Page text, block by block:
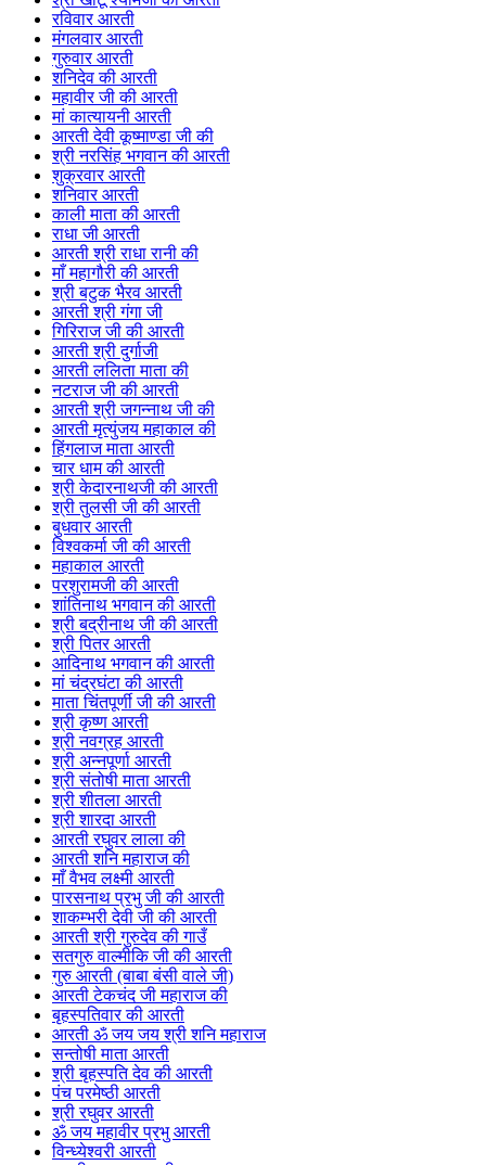
रविवार आरती
मंगलवार आरती
गुरुवार आरती
शनिदेव की आरती
महावीर जी की आरती
मां कात्यायनी आरती
आरती देवी कूष्माण्डा जी की
श्री नरसिंह भगवान की आरती
शुक्रवार आरती
शनिवार आरती
काली माता की आरती
राधा जी आरती
आरती श्री राधा रानी की
माँ महागौरी की आरती
श्री बटुक भैरव आरती
आरती श्री गंगा जी
गिरिराज जी की आरती
आरती श्री दुर्गाजी
आरती ललिता माता की
नटराज जी की आरती
आरती श्री जगन्नाथ जी की
आरती मृत्युंजय महाकाल की
हिंगलाज माता आरती
चार धाम की आरती
श्री केदारनाथजी की आरती
श्री तुलसी जी की आरती
बुधवार आरती
विश्वकर्मा जी की आरती
महाकाल आरती
परशुरामजी की आरती
शांतिनाथ भगवान की आरती
श्री बद्रीनाथ जी की आरती
श्री पितर आरती
आदिनाथ भगवान की आरती
मां चंद्रघंटा की आरती
माता चिंतपूर्णी जी की आरती
श्री कृष्ण आरती
श्री नवग्रह आरती
श्री अन्नपूर्णा आरती
श्री संतोषी माता आरती
श्री शीतला आरती
श्री शारदा आरती
आरती रघुवर लाला की
आरती शनि महाराज की
माँ वैभव लक्ष्मी आरती
पारसनाथ प्रभु जी की आरती
शाकम्भरी देवी जी की आरती
आरती श्री गुरुदेव की गाउँ
सतगुरु वाल्मीकि जी की आरती
गुरु आरती (बाबा बंसी वाले जी)
आरती टेकचंद जी महाराज की
बृहस्पतिवार की आरती
आरती ॐ जय जय श्री शनि महाराज
सन्तोषी माता आरती
श्री बृहस्पति देव की आरती
पंच परमेष्ठी आरती
श्री रघुवर आरती
ॐ जय महावीर प्रभु आरती
विन्ध्येश्वरी आरती